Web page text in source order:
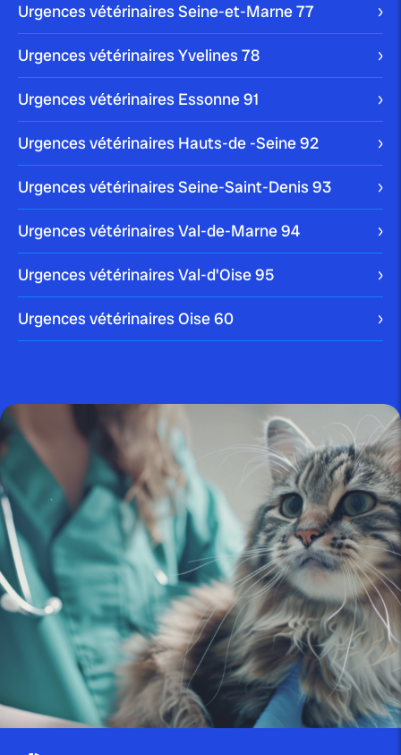
La gale chez le chien :
publié le 27 mai 2025 par Christophe Le Dref
Comprendre et traiter la pelade
chez le chat...
L’inflammation oculaire féline :
tout savoir sur la...
publié le 29 avril 2025 par Christophe Le Dref
Les vers ronds chez le chat :
tout...
publié le 29 avril 2025
Urgences vétérinaires Seine-et-Marne77
Urgences vétérinaires Yvelines78
Urgences vétérinaires Essonne91
Urgences vétérinaires Hauts-de -Seine92
Urgences vétérinaires Seine-Saint-Denis93
Urgences vétérinaires Val-de-Marne94
Urgences vétérinaires Val-d'Oise95
Urgences vétérinaires Oise60